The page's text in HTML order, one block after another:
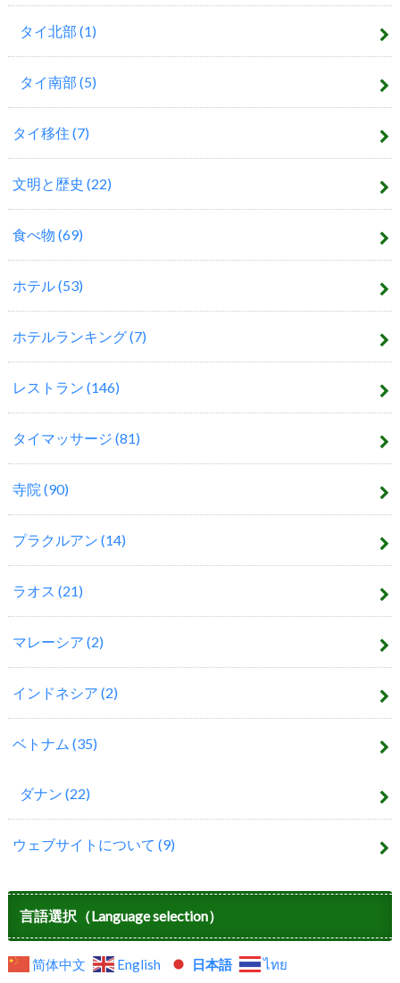
タイ北部 (1)
タイ南部 (5)
タイ移住 (7)
文明と歴史 (22)
食べ物 (69)
ホテル(53)
ホテルランキング(7)
レストラン (146)
タイマッサージ (81)
寺院 (90)
プラクルアン (14)
ラオス (21)
マレーシア (2)
インドネシア (2)
ベトナム (35)
ダナン (22)
ウェブサイトについて (9)
言語選択（Language selection）
简体中文 English 日本語 ไทย